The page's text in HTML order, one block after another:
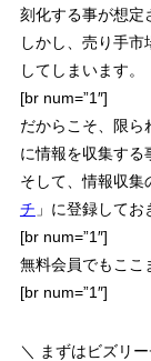
刻化する事が想定
しかし、 売り手市
してしまいます。
[br num=”1″]
だからこそ、
限ら
に情報を収集する
そして、情報収集
チ 」に登録してお
[br num=”1″]
無料会員でもここ
[br num=”1″]
＼ まずはビズリ